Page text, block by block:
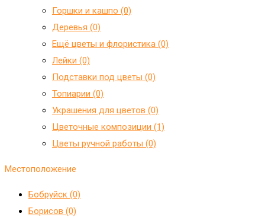
Горшки и кашпо (0)
Деревья (0)
Ещё цветы и флористика (0)
Лейки (0)
Подставки под цветы (0)
Топиарии (0)
Украшения для цветов (0)
Цветочные композиции (1)
Цветы ручной работы (0)
Местоположение
Бобруйск (0)
Борисов (0)